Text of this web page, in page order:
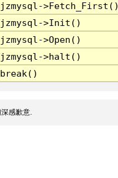
jzmysql-
jzmysql->Init()
jzmysql->Open()
jzmysql->halt()
break()
感歉意.